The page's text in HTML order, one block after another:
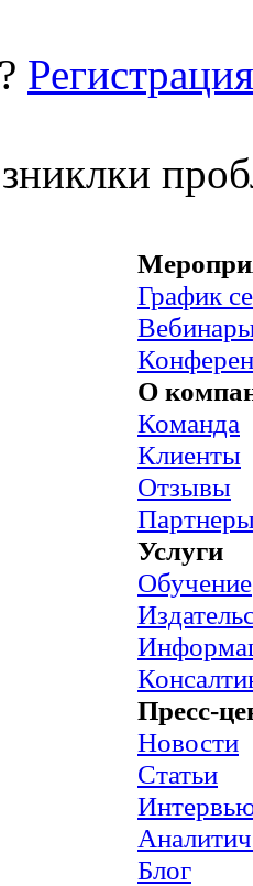
Регистрация
График
О
Команда
Клиенты
Отзывы
Услуги
Обучение
Пресс-
Новости
Статьи
Блог